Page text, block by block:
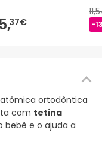
37€ -
ortodôntica
com tetina
bebê e o ajuda a